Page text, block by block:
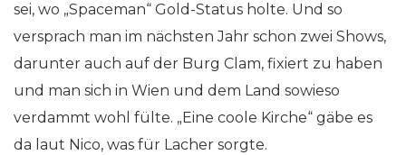
sei, wo „Spaceman“ Gold-Status holte. Und so
versprach man im nächsten Jahr schon zwei Shows,
darunter auch auf der Burg Clam, fixiert zu haben
und man sich in Wien und dem Land sowieso
verdammt wohl fülte. „Eine coole Kirche“ gäbe es
da laut Nico, was für Lacher sorgte.